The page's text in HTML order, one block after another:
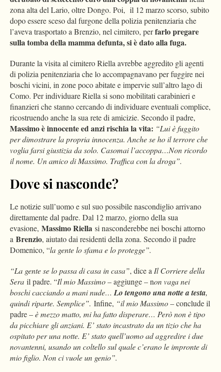
zona alta del Lario, oltre Dongo. Poi, il 12 marzo scorso, subito
dopo essere sceso dal furgone della polizia penitenziaria che
l’aveva trasportato a Brenzio, nel cimitero, perfarlo pregare
sulla tomba della mamma defunta, si è dato alla fuga.
Durante la visita al cimitero Riella avrebbe aggredito gli agenti
di polizia penitenziaria che lo accompagnavano per fuggire nei
boschi vicini, in zone poco abitate e impervie sull’altro lago di
Como. Per individuare Riella si sono mobilitati carabinieri e
finanzieri che stanno cercando di individuare eventuali complice,
ricostruendo anche la sua rete di amicizie. Secondo il padre,
Massimo è innocente ed anzi rischia la vita: “Lui è fuggito
per dimostrare la propria innocenza. Anche se ho il terrore che
voglia farsi giustizia da solo. Casomai l’accoppa…Non ricordo
il nome. Un amico di Massimo. Traffica con la droga”.
Dove si nasconde?
Le notizie sull’uomo e sul suo possibile nascondiglio arrivano
direttamente dal padre. Dal 12 marzo, giorno della sua
evasione, Massimo Riella si nasconderebbe nei boschi attorno
a Brenzio, aiutato dai residenti della zona. Secondo il padre
Domenico, “la gente lo sfama e lo protegge”.
“La gente se lo passa di casa in casa”, dice aIl Corriere della
Sera il padre. “Il mio Massimo– aggiunge – non vaga nei
boschi cacciando a mani nude…Lo tengono una notte a testa,
quindi riparte. Semplice”. Infine, “il mio Massimo– conclude il
padre –è mezzo matto, mi ha fatto disperare… Però non è tipo
da picchiare gli anziani. E’ stato incastrato da un tizio che ha
ospitato per una notte. E’ stato quell’uomo ad aggredire i due
novantenni, usando un coltello sul quale c’erano le impronte di
mio figlio. Non ci vuole un genio”.